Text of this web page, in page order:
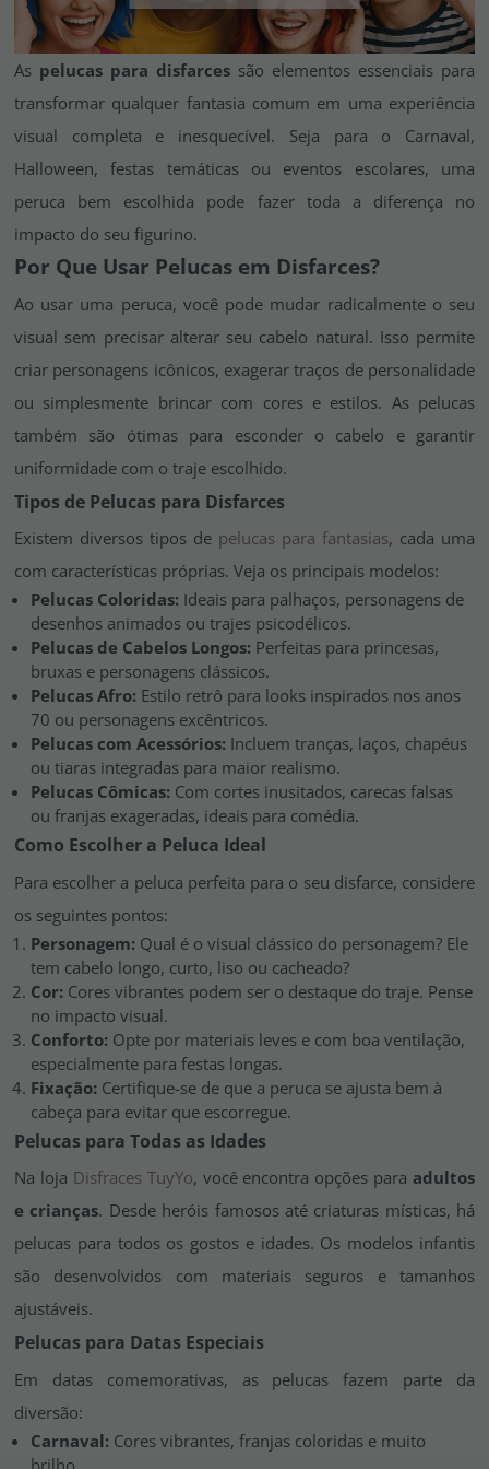
Vá em frente! Estávamos esperando por você.
CRIAR CONTA
As pelucas para disfarces são elementos essenciais para
transformar qualquer fantasia comum em uma experiência
visual completa e inesquecível. Seja para o Carnaval,
Halloween, festas temáticas ou eventos escolares, uma
peruca bem escolhida pode fazer toda a diferença no
impacto do seu figurino.
Por Que Usar Pelucas em Disfarces?
Ao usar uma peruca, você pode mudar radicalmente o seu
visual sem precisar alterar seu cabelo natural. Isso permite
criar personagens icônicos, exagerar traços de personalidade
ou simplesmente brincar com cores e estilos. As pelucas
também são ótimas para esconder o cabelo e garantir
uniformidade com o traje escolhido.
Tipos de Pelucas para Disfarces
Existem diversos tipos de pelucas para fantasias, cada uma
com características próprias. Veja os principais modelos:
Pelucas Coloridas: Ideais para palhaços, personagens de
desenhos animados ou trajes psicodélicos.
Pelucas de Cabelos Longos: Perfeitas para princesas,
bruxas e personagens clássicos.
Pelucas Afro: Estilo retrô para looks inspirados nos anos
70 ou personagens excêntricos.
Pelucas com Acessórios: Incluem tranças, laços, chapéus
ou tiaras integradas para maior realismo.
Pelucas Cômicas: Com cortes inusitados, carecas falsas
ou franjas exageradas, ideais para comédia.
Como Escolher a Peluca Ideal
Para escolher a peluca perfeita para o seu disfarce, considere
os seguintes pontos:
Personagem: Qual é o visual clássico do personagem? Ele
tem cabelo longo, curto, liso ou cacheado?
Cor: Cores vibrantes podem ser o destaque do traje. Pense
no impacto visual.
Conforto: Opte por materiais leves e com boa ventilação,
especialmente para festas longas.
Fixação: Certifique-se de que a peruca se ajusta bem à
cabeça para evitar que escorregue.
Pelucas para Todas as Idades
Na loja Disfraces TuyYo, você encontra opções para adultos
e crianças. Desde heróis famosos até criaturas místicas, há
pelucas para todos os gostos e idades. Os modelos infantis
são desenvolvidos com materiais seguros e tamanhos
ajustáveis.
Pelucas para Datas Especiais
Em datas comemorativas, as pelucas fazem parte da
diversão:
Carnaval: Cores vibrantes, franjas coloridas e muito
brilho.